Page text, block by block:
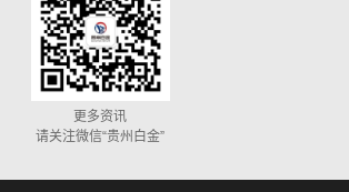
更多资讯
请关注微信“贵州白金”